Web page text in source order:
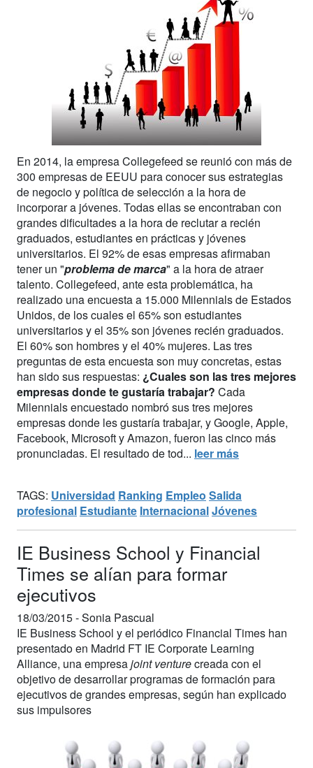
En 2014, la empresa Collegefeed se reunió con más de
300 empresas de EEUU para conocer sus estrategias
de negocio y política de selección a la hora de
incorporar a jóvenes. Todas ellas se encontraban con
grandes dificultades a la hora de reclutar a recién
graduados, estudiantes en prácticas y jóvenes
universitarios. El 92% de esas empresas afirmaban
tener un "problema de marca" a la hora de atraer
talento. Collegefeed, ante esta problemática, ha
realizado una encuesta a 15.000 Milennials de Estados
Unidos, de los cuales el 65% son estudiantes
universitarios y el 35% son jóvenes recién graduados.
El 60% son hombres y el 40% mujeres. Las tres
preguntas de esta encuesta son muy concretas, estas
han sido sus respuestas: ¿Cuales son las tres mejores
empresas donde te gustaría trabajar? Cada
Milennials encuestado nombró sus tres mejores
empresas donde les gustaría trabajar, y Google, Apple,
Facebook, Microsoft y Amazon, fueron las cinco más
pronunciadas. El resultado de tod... leer más
TAGS: Universidad Ranking Empleo Salida
profesional Estudiante InternacionalJóvenes
IE Business School y Financial
Times se alían para formar
ejecutivos
18/03/2015 -Sonia Pascual
IE Business School y el periódico Financial Times han
presentado en Madrid FT IE Corporate Learning
Alliance, una empresajoint venturecreada con el
objetivo de desarrollar programas de formación para
ejecutivos de grandes empresas, según han explicado
sus impulsores